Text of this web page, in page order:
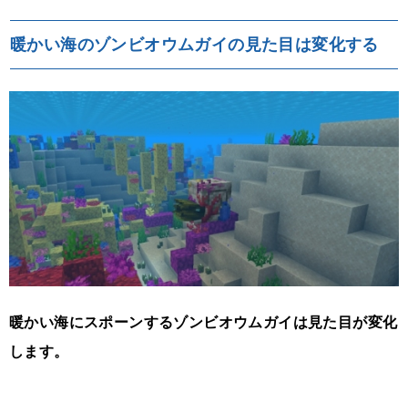
暖かい海のゾンビオウムガイの見た目は変化する
暖かい海にスポーンするゾンビオウムガイは見た目が変化
します。